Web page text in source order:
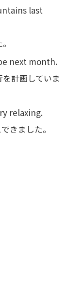
last
next month.
計画していま
relaxing.
きました。